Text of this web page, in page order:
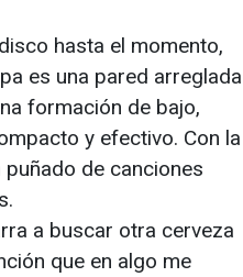
hasta el momento,
es una pared arreglada
formación de bajo,
y efectivo. Con la
de canciones
a buscar otra cerveza
que en algo me